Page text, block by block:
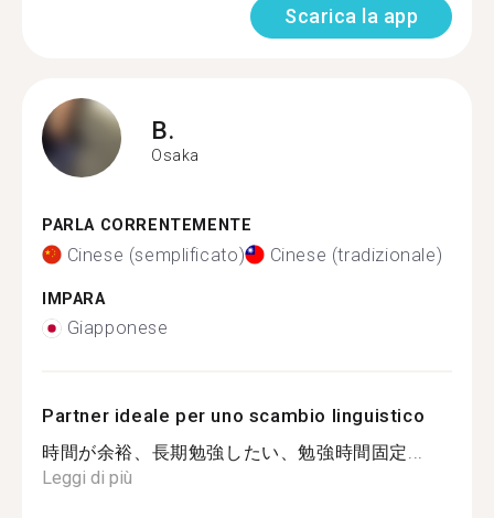
Scarica la app
B.
Osaka
PARLA CORRENTEMENTE
Cinese (semplificato) Cinese (tradizionale)
IMPARA
Giapponese
Partner ideale per uno scambio linguistico
時間が余裕、長期勉強したい、勉強時間固定...
Leggi di più